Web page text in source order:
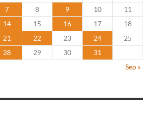
7 8 9 10
11
14 15 16 17
18
21 22 23 24
25
28 29 30
31
Sep »